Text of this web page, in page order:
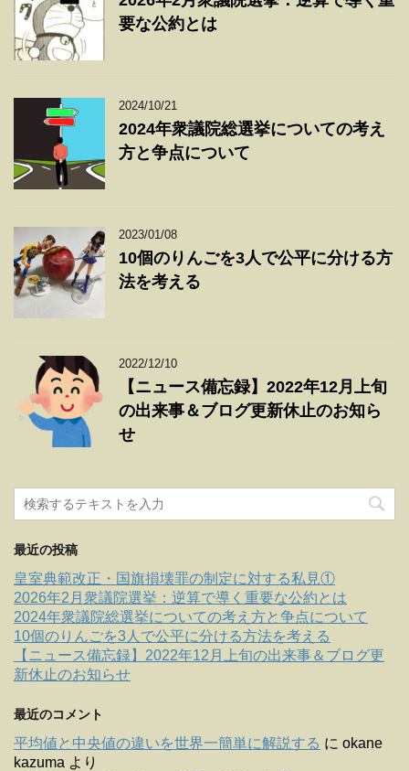
要な公約とは
2024/10/21
2024年衆議院総選挙についての考え
方と争点について
2023/01/08
10個のりんごを3人で公平に分ける方
法を考える
2022/12/10
【ニュース備忘録】2022年12月上旬
の出来事＆ブログ更新休止のお知ら
せ
最近の投稿
皇室典範改正・国旗損壊罪の制定に対する私見①
2026年2月衆議院選挙：逆算で導く重要な公約とは
2024年衆議院総選挙についての考え方と争点について
10個のりんごを3人で公平に分ける方法を考える
【ニュース備忘録】2022年12月上旬の出来事＆ブログ更
新休止のお知らせ
最近のコメント
平均値と中央値の違いを世界一簡単に解説する に okane
kazuma より